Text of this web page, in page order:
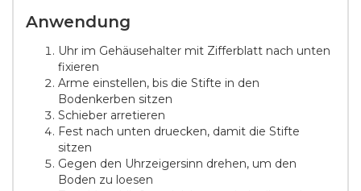
Anwendung
Uhr im Gehäusehalter mit Zifferblatt nach unten
fixieren
Arme einstellen, bis die Stifte in den
Bodenkerben sitzen
Schieber arretieren
Fest nach unten druecken, damit die Stifte
sitzen
Gegen den Uhrzeigersinn drehen, um den
Boden zu loesen